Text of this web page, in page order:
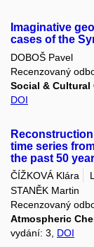
Imaginative
cases of the
DOBOŠ Pavel
Recenzovaný
Social & Cultural
DOI
time series
the past 50
ČÍŽKOVÁ Klára
STANĚK Martin
Recenzovaný
Atmospheric
vydání: 3, DOI